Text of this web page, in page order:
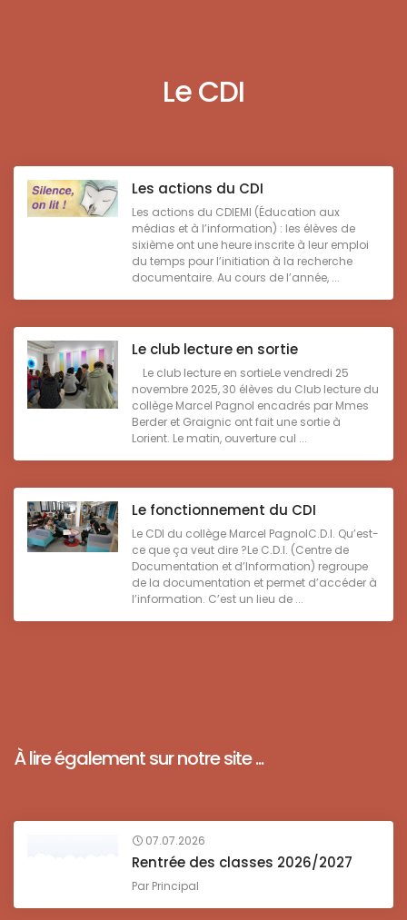
Le CDI
Les actions du CDI
Les actions du CDIEMI (Éducation aux
médias et à l’information) : les élèves de
sixième ont une heure inscrite à leur emploi
du temps pour l’initiation à la recherche
documentaire. Au cours de l’année, ...
Le club lecture en sortie
Le club lecture en sortieLe vendredi 25
novembre 2025, 30 élèves du Club lecture du
collège Marcel Pagnol encadrés par Mmes
Berder et Graignic ont fait une sortie à
Lorient. Le matin, ouverture cul ...
Le fonctionnement du CDI
Le CDI du collège Marcel PagnolC.D.I. Qu’est-
ce que ça veut dire ?Le C.D.I. (Centre de
Documentation et d’Information) regroupe
de la documentation et permet d’accéder à
l’information. C’est un lieu de ...
À lire également sur notre site ...
07.07.2026
Rentrée des classes 2026/2027
Par Principal